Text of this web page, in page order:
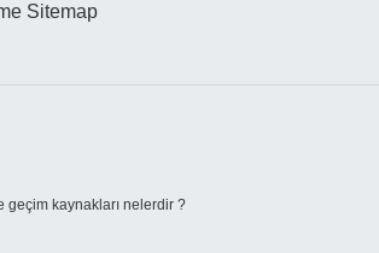
Sitemap
geçim kaynakları nelerdir ?